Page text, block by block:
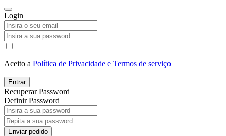
Login
Aceito a Política de Privacidade e Termos de serviço
Entrar
Recuperar Password
Definir Password
Enviar pedido